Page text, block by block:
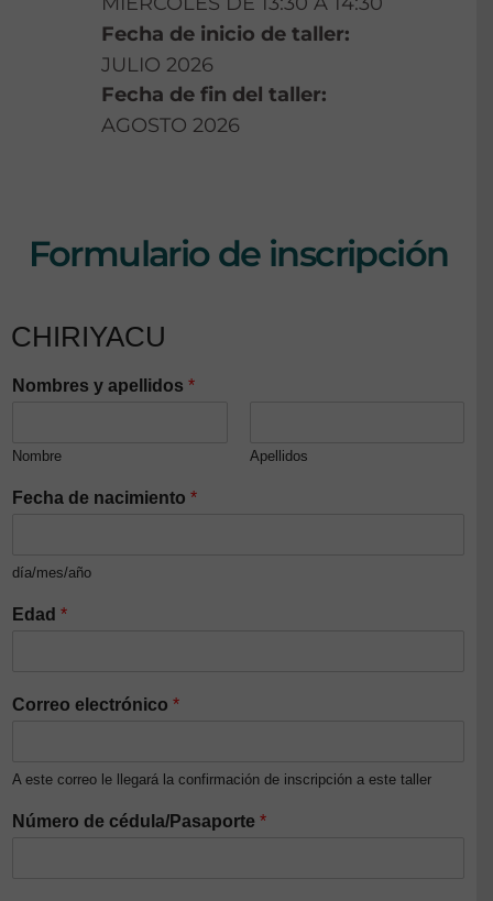
Fecha de inicio de taller:
JULIO 2026
Fecha de fin del taller:
AGOSTO 2026
Formulario de inscripción
CHIRIYACU
Nombres y apellidos *
Nombre Apellidos
Fecha de nacimiento *
día/mes/año
Edad *
Correo electrónico *
A este correo le llegará la confirmación de inscripción a este taller
Número de cédula/Pasaporte *